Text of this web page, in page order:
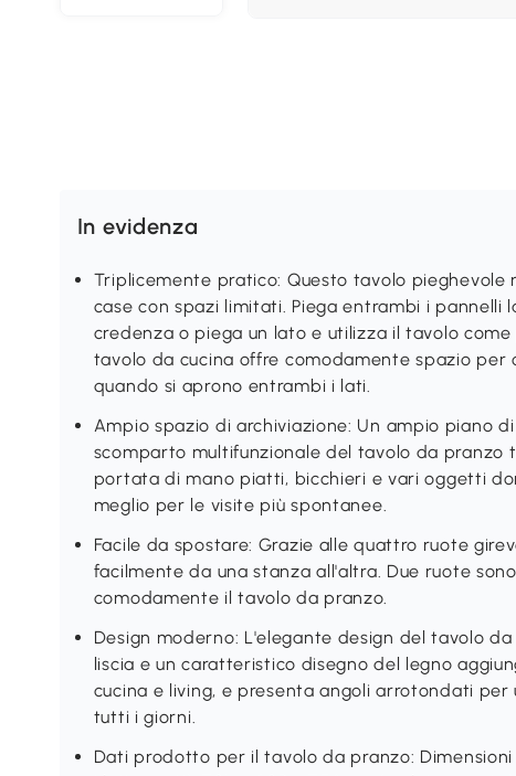
In evidenza
Triplicemente pratico: Questo tavolo
case con spazi limitati. Piega entrambi i pannelli
credenza o piega un lato e utilizza il tavolo come
tavolo da cucina offre comodamente spazio
quando si aprono entrambi i lati.
Ampio spazio di archiviazione: Un ampio piano
scomparto multifunzionale del tavolo da pranzo
portata di mano piatti, bicchieri e vari oggetti
meglio per le visite più spontanee.
Facile da spostare: Grazie alle quattro ruote
facilmente da una stanza all'altra. Due ruote
comodamente il tavolo da pranzo.
Design moderno: L'elegante design del tavolo
liscia e un caratteristico disegno del legno
cucina e living, e presenta angoli arrotondati per
tutti i giorni.
Dati prodotto per il tavolo da pranzo: